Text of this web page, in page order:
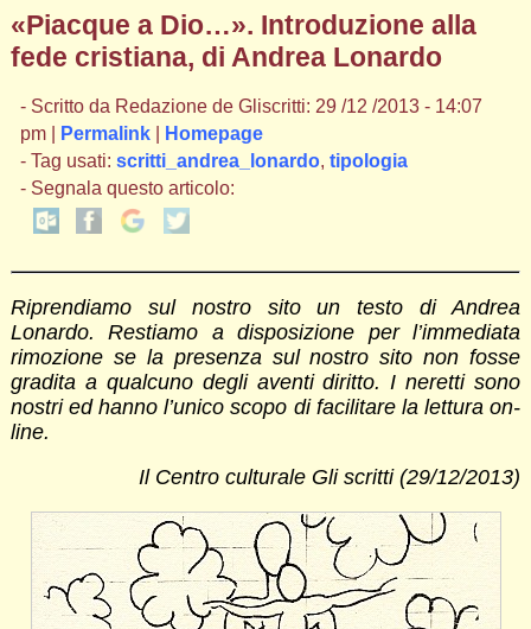
«Piacque a Dio…». Introduzione alla
fede cristiana, di Andrea Lonardo
- Scritto da Redazione de Gliscritti: 29 /12 /2013 - 14:07
pm |
Permalink|
Homepage
- Tag usati: scritti_andrea_lonardo, tipologia
- Segnala questo articolo:
Riprendiamo sul nostro sito un testo di Andrea
Lonardo. Restiamo a disposizione per l’immediata
rimozione se la presenza sul nostro sito non fosse
gradita a qualcuno degli aventi diritto. I neretti sono
nostri ed hanno l’unico scopo di facilitare la lettura on-
line.
Il Centro culturale Gli scritti (29/12/2013)